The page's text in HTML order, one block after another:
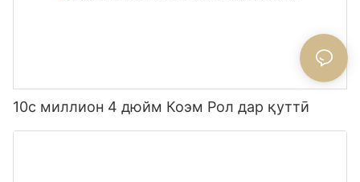
10c миллион 4 дюйм Коэм Рол дар қуттӣ